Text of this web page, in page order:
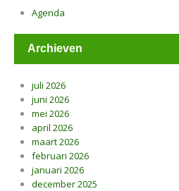
Agenda
Archieven
juli 2026
juni 2026
mei 2026
april 2026
maart 2026
februari 2026
januari 2026
december 2025